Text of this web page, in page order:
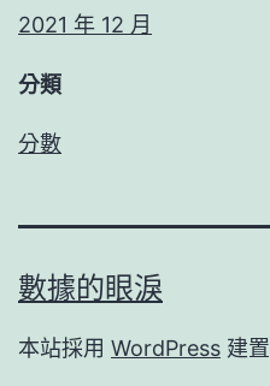
2021 年 12 月
分類
分數
數據的眼淚
本站採用 WordPress 建置